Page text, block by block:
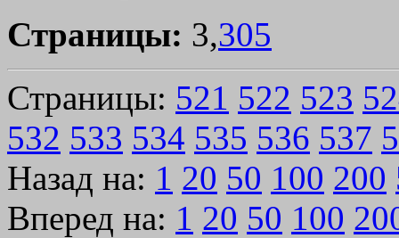
Страницы: 3,305
Страницы: 521 522 523
532 533 534 535 536 537
Назад на: 1 20 50 100 200
Вперед на: 1 20 50 100